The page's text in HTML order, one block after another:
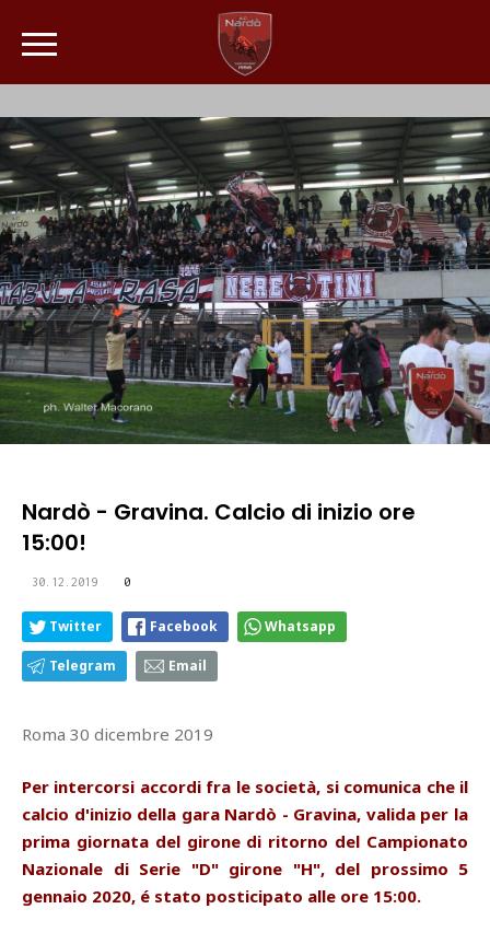
Nardò - Gravina. Calcio di inizio ore
15:00!
30.12.2019 0
Twitter Facebook Whatsapp
Telegram Email
Roma 30 dicembre 2019
Per intercorsi accordi fra le società, si comunica che il
calcio d'inizio della gara Nardò - Gravina, valida per la
prima giornata del girone di ritorno del Campionato
Nazionale di Serie "D" girone "H", del prossimo 5
gennaio 2020, é stato posticipato alle ore 15:00.